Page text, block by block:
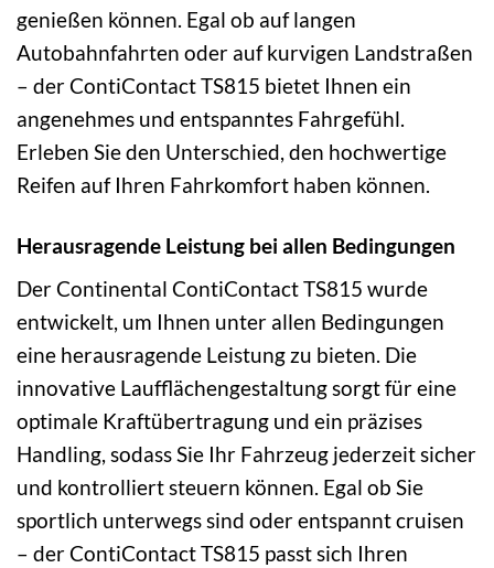
genießen können. Egal ob auf langen
Autobahnfahrten oder auf kurvigen Landstraßen
– der ContiContact TS815 bietet Ihnen ein
angenehmes und entspanntes Fahrgefühl.
Erleben Sie den Unterschied, den hochwertige
Reifen auf Ihren Fahrkomfort haben können.
Herausragende Leistung bei allen Bedingungen
Der Continental ContiContact TS815 wurde
entwickelt, um Ihnen unter allen Bedingungen
eine herausragende Leistung zu bieten. Die
innovative Laufflächengestaltung sorgt für eine
optimale Kraftübertragung und ein präzises
Handling, sodass Sie Ihr Fahrzeug jederzeit sicher
und kontrolliert steuern können. Egal ob Sie
sportlich unterwegs sind oder entspannt cruisen
– der ContiContact TS815 passt sich Ihren